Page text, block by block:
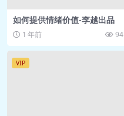
如何提供情绪价值-李越出品
1 年前 94
VIP